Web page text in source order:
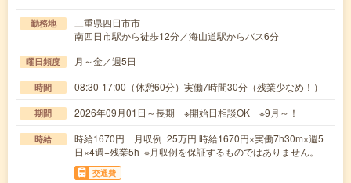
勤務地
三重県四日市市
南四日市駅から徒歩12分／海山道駅からバス6分
曜日頻度 月～金／週5日
時間 08:30-17:00（休憩60分）実働7時間30分（残業少なめ！）
期間 2026年09月01日～長期 ※開始日相談OK ※9月～！
時給
時給1670円 月収例 25万円 時給1670円×実働7h30m×週5
日×4週+残業5h ※月収例を保証するものではありません。
交通費